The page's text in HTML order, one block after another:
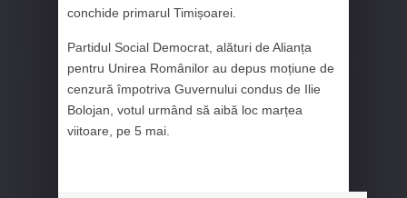
conchide primarul Timișoarei.
Partidul Social Democrat, alături de Alianța
pentru Unirea Românilor au depus moțiune de
cenzură împotriva Guvernului condus de Ilie
Bolojan, votul urmând să aibă loc marțea
viitoare, pe 5 mai.